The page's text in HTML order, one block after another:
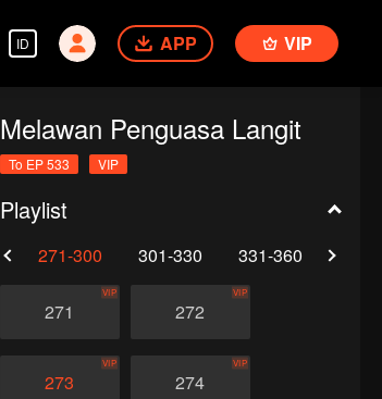
ID APP VIP
Melawan Penguasa Langit
To EP 533 VIP
Playlist
271-300 301-330 331-360
271
VIP
272
VIP
273
VIP
274
VIP